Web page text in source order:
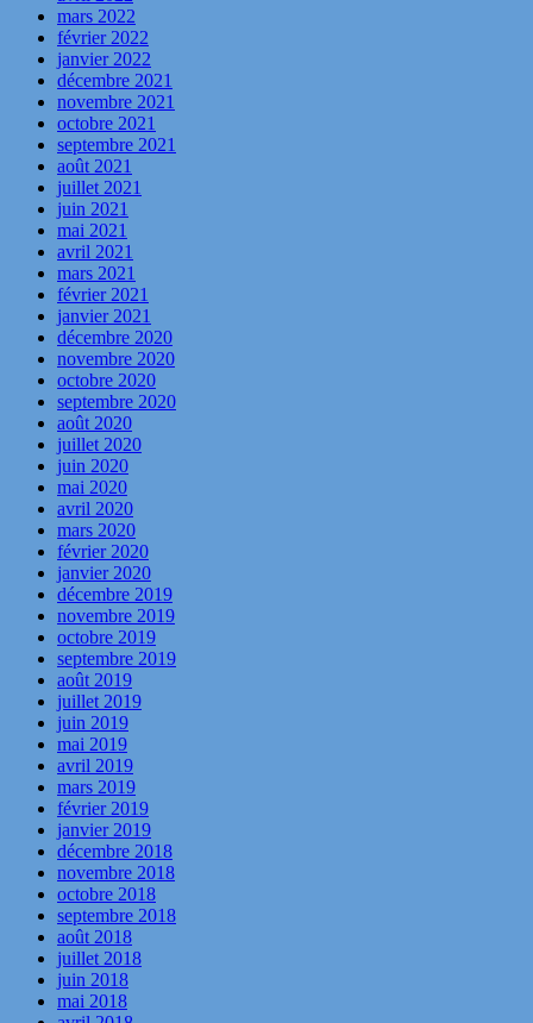
mars 2022
février 2022
janvier 2022
décembre 2021
novembre 2021
octobre 2021
septembre 2021
août 2021
juillet 2021
juin 2021
mai 2021
avril 2021
mars 2021
février 2021
janvier 2021
décembre 2020
novembre 2020
octobre 2020
septembre 2020
août 2020
juillet 2020
juin 2020
mai 2020
avril 2020
mars 2020
février 2020
janvier 2020
décembre 2019
novembre 2019
octobre 2019
septembre 2019
août 2019
juillet 2019
juin 2019
mai 2019
avril 2019
mars 2019
février 2019
janvier 2019
décembre 2018
novembre 2018
octobre 2018
septembre 2018
août 2018
juillet 2018
juin 2018
mai 2018